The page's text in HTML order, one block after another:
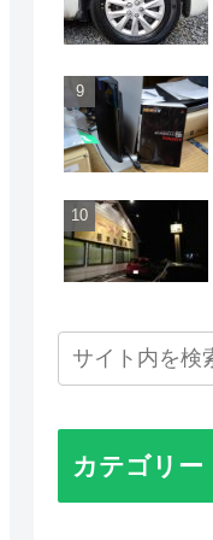
カテゴリー